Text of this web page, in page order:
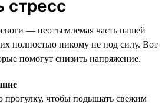
стресс
— неотъемлемая часть нашей
полностью никому не под силу. Вот
помогут снизить напряжение.
чтобы подышать свежим